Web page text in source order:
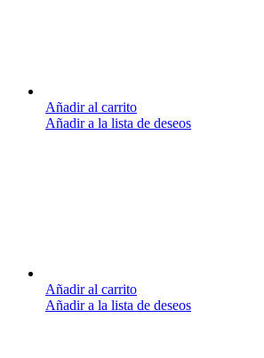
Añadir al carrito
Añadir a la lista de deseos
Añadir al carrito
Añadir a la lista de deseos